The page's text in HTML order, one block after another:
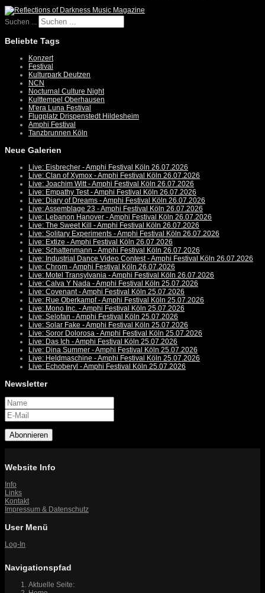
Suchen ...
Beliebte Tags
Konzert
Festival
Kulturpark Deutzen
NCN
Nocturnal Culture Night
Kulttempel Oberhausen
M'era Luna Festival
Flugplatz Drispenstedt Hildesheim
Amphi Festival
Tanzbrunnen Köln
Neue Galerien
Live: Eisbrecher - Amphi Festival Köln 26.07.2026
Live: Clan of Xymox - Amphi Festival Köln 26.07.2026
Live: Joachim Witt - Amphi Festival Köln 26.07.2026
Live: Empathy Test - Amphi Festival Köln 26.07.2026
Live: Diary of Dreams - Amphi Festival Köln 26.07.2026
Live: Assemblage 23 - Amphi Festival Köln 26.07.2026
Live: Lebanon Hanover - Amphi Festival Köln 26.07.2026
Live: The Sweet Kill - Amphi Festival Köln 26.07.2026
Live: Solitary Experiments - Amphi Festival Köln 26.07.2026
Live: Extize - Amphi Festival Köln 26.07.2026
Live: Schattenmann - Amphi Festival Köln 26.07.2026
Live: Industrial Dance Video Contest - Amphi Festival Köln 26.07.2026
Live: Chrom - Amphi Festival Köln 26.07.2026
Live: Motel Transylvania - Amphi Festival Köln 26.07.2026
Live: Calva Y Nada - Amphi Festival Köln 25.07.2026
Live: Covenant - Amphi Festival Köln 25.07.2026
Live: Rue Oberkampf - Amphi Festival Köln 25.07.2026
Live: Mono Inc. - Amphi Festival Köln 25.07.2026
Live: Selofan - Amphi Festival Köln 25.07.2026
Live: Solar Fake - Amphi Festival Köln 25.07.2026
Live: Soror Dolorosa - Amphi Festival Köln 25.07.2026
Live: Das Ich - Amphi Festival Köln 25.07.2026
Live: Dina Summer - Amphi Festival Köln 25.07.2026
Live: Heldmaschine - Amphi Festival Köln 25.07.2026
Live: Echoberyl - Amphi Festival Köln 25.07.2026
Newsletter
Abonnieren
Website Info
Info
Links
Kontakt
Impressum & Datenschutz
User Menü
Log-In
Navigationspfad
Aktuelle Seite: